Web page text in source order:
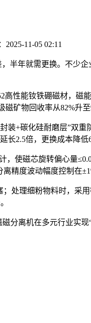
11-05 02:11
半年就需更换。不少
高性能钕铁硼磁材，磁
磁矿物回收率从82%升至
装+碳化硅耐磨层”双重
长2.5倍，更换成本降低
，使磁芯旋转偏心量
离精度波动幅度控制在
处理细粉物料时，采
分离机在多元行业实现